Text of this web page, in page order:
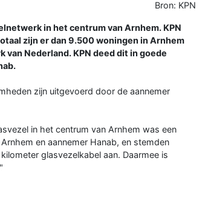
Bron: KPN
in het centrum van Arnhem. KPN
zijn er dan 9.500 woningen in Arnhem
Nederland. KPN deed dit in goede
zijn uitgevoerd door de aannemer
in het centrum van Arnhem was een
en aannemer Hanab, en stemden
glasvezelkabel aan. Daarmee is